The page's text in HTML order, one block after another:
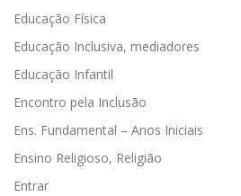
Educação Física
Educação Inclusiva, mediadores
Educação Infantil
Encontro pela Inclusão
Ens. Fundamental – Anos Iniciais
Ensino Religioso, Religião
Entrar